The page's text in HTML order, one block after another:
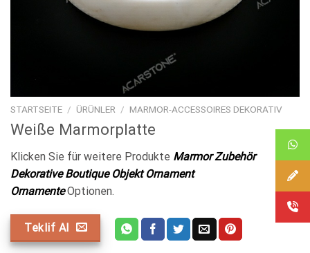
STARTSEITE / ÜRÜNLER / MARMOR-ACCESSOIRES DEKORATIV
Weiße Marmorplatte
Klicken Sie für weitere Produkte Marmor Zubehör
Dekorative Boutique Objekt Ornament
OrnamenteOptionen.
Teklif Al